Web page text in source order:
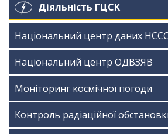
Діяльність ГЦСК
Національний центр даних
Національний центр ОДВЗЯВ
Моніторинг космічної погоди
Контроль радіаційної